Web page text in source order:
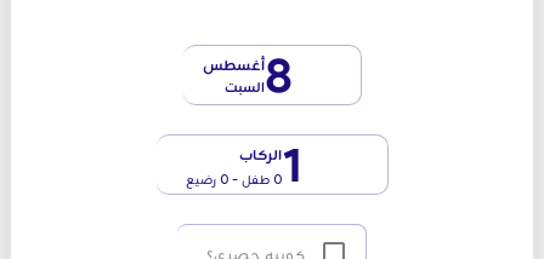
8أغسطس
السبت
1الركاب
0 طفل - 0 رضيع
كوبيه حصري؟